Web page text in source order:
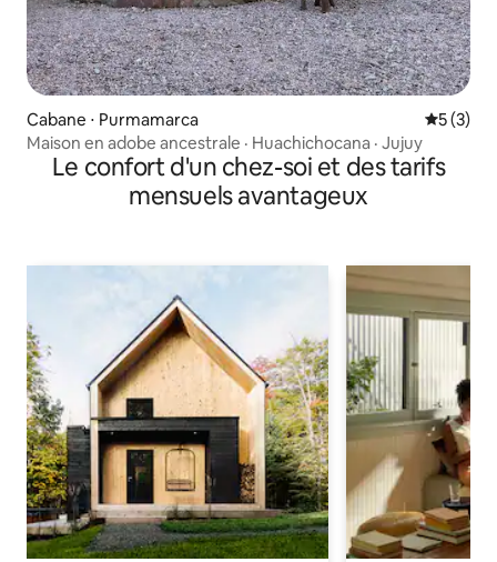
Cabane ⋅ Purmamarca
5 (3)
Maison en adobe ancestrale · Huachichocana · Jujuy
Le confort d'un chez-soi et des tarifs
mensuels avantageux